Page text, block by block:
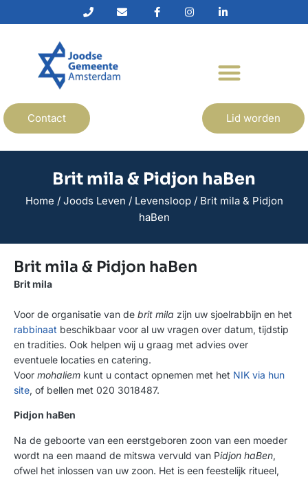
Contact Lid worden
Brit mila & Pidjon haBen
Home / Joods Leven / Levensloop/ Brit mila & Pidjon
haBen
Brit mila & Pidjon haBen
Brit mila
Voor de organisatie van de brit mila zijn uw sjoelrabbijn en het
rabbinaat beschikbaar voor al uw vragen over datum, tijdstip
en tradities. Ook helpen wij u graag met advies over
eventuele locaties en catering.
Voor mohaliem kunt u contact opnemen met het NIK via hun
site, of bellen met 020 3018487.
Pidjon haBen
Na de geboorte van een eerstgeboren zoon van een moeder
wordt na een maand de mitswa vervuld van Pidjon haBen,
ofwel het inlossen van uw zoon. Het is een feestelijk ritueel,